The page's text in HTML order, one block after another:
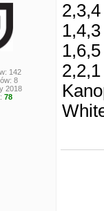
142
8
2018
78
2,3,4
1,4,3
1,6,5
2,2,1